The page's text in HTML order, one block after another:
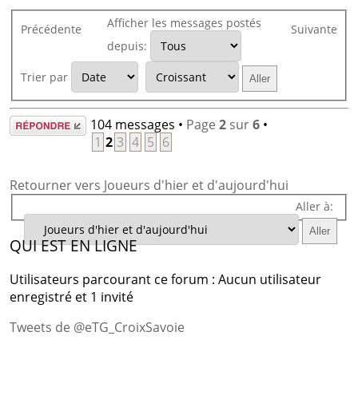
Précédente Suivante
Afficher les messages postés
depuis:
Trier par
Répondre 104 messages • Page 2sur6•
1 2 3 4 5 6
Retourner vers Joueurs d'hier et d'aujourd'hui
Aller à:
QUI EST EN LIGNE
Utilisateurs parcourant ce forum : Aucun utilisateur
enregistré et 1 invité
Tweets de @eTG_CroixSavoie